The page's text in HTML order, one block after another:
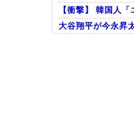
【衝撃】 韓国人
大谷翔平が今永昇